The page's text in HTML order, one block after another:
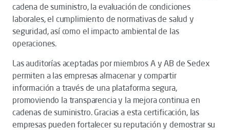
cadena de suministro, la evaluación de condiciones
laborales, el cumplimiento de normativas de salud y
seguridad, así como el impacto ambiental de las
operaciones.
Las auditorías aceptadas por miembros A y AB de Sedex
permiten a las empresas almacenar y compartir
información a través de una plataforma segura,
promoviendo la transparencia y la mejora continua en
cadenas de suministro. Gracias a esta certificación, las
empresas pueden fortalecer su reputación y demostrar su